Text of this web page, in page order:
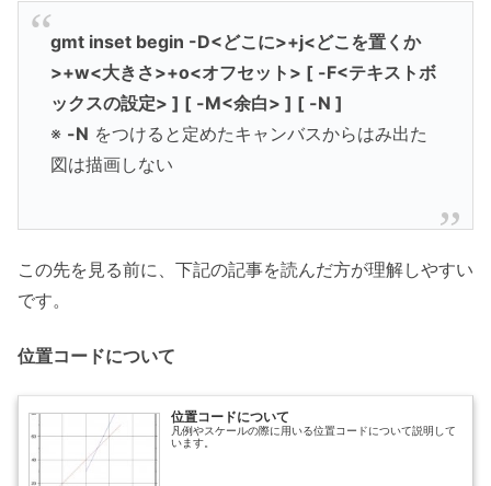
gmt inset begin -D<どこに>+j<どこを置くか
>+w<大きさ>+o<オフセット> [ -F<テキストボ
ックスの設定> ] [ -M<余白> ] [ -N ]
※ -N をつけると定めたキャンバスからはみ出た
図は描画しない
この先を見る前に、下記の記事を読んだ方が理解しやすい
です。
位置コードについて
位置コードについて
凡例やスケールの際に用いる位置コードについて説明して
います。